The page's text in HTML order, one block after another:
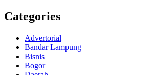
Categories
Advertorial
Bandar Lampung
Bisnis
Bogor